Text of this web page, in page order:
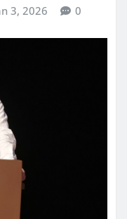
3, 2026 0